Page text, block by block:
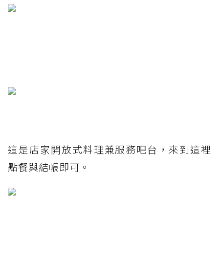
這是店家開放式料理兼服務吧台，來到這裡
點餐與結帳即可。